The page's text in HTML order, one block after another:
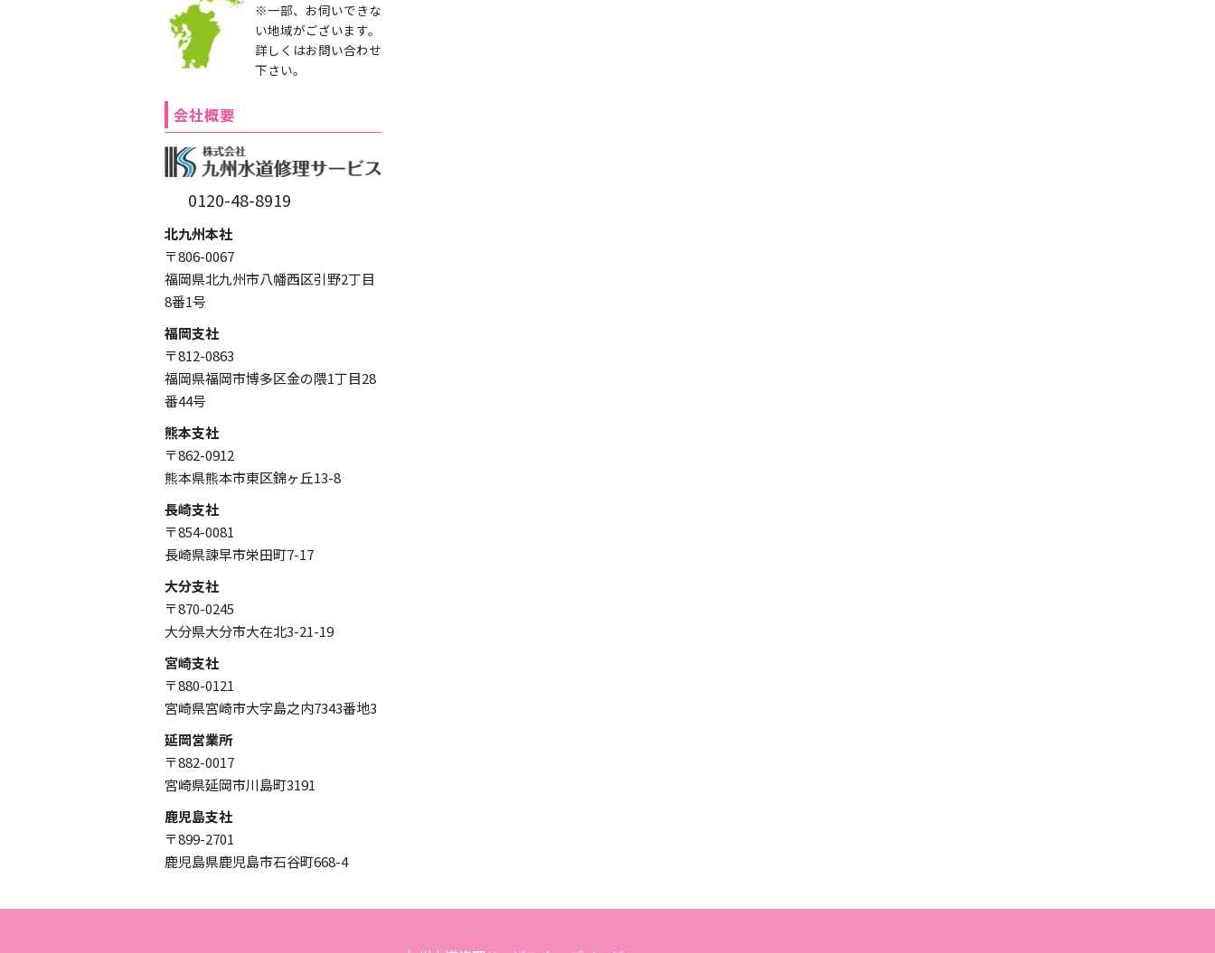
※一部、お伺いできな
い地域がございます。
詳しくはお問い合わせ
下さい。
会社概要
0120-48-8919
北九州本社
〒806-0067
福岡県北九州市八幡西区引野2丁目
8番1号
福岡支社
〒812-0863
福岡県福岡市博多区金の隈1丁目28
番44号
熊本支社
〒862-0912
熊本県熊本市東区錦ヶ丘13-8
長崎支社
〒854-0081
長崎県諫早市栄田町7-17
大分支社
〒870-0245
大分県大分市大在北3-21-19
宮崎支社
〒880-0121
宮崎県宮崎市大字島之内7343番地3
延岡営業所
〒882-0017
宮崎県延岡市川島町3191
鹿児島支社
〒899-2701
鹿児島県鹿児島市石谷町668-4